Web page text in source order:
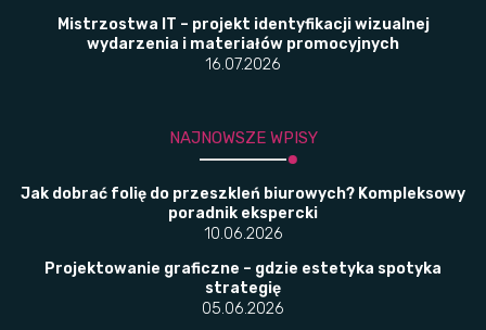
Mistrzostwa IT – projekt identyfikacji wizualnej
wydarzenia i materiałów promocyjnych
16.07.2026
NAJNOWSZE WPISY
Jak dobrać folię do przeszkleń biurowych? Kompleksowy
poradnik ekspercki
10.06.2026
Projektowanie graficzne – gdzie estetyka spotyka
strategię
05.06.2026